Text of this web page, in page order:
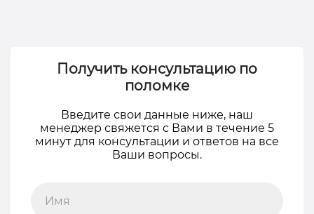
Получить консультацию по
поломке
Введите свои данные ниже, наш
менеджер свяжется с Вами в течение 5
минут для консультации и ответов на все
Ваши вопросы.